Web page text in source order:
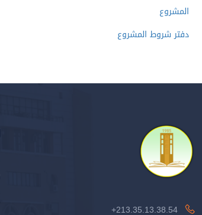
المشروع
دفتر شروط المشروع
213.35.13.38.54+